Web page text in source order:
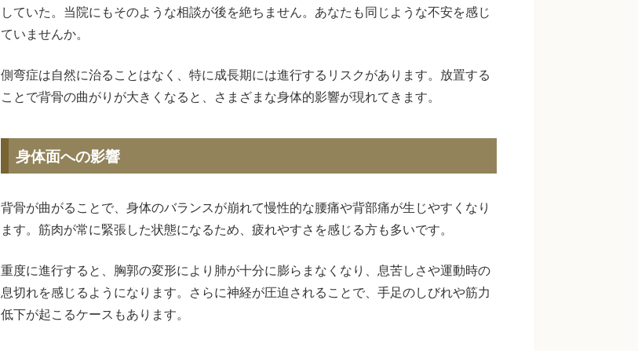
していた。当院にもそのような相談が後を絶ちません。あなたも同じような不安を感じ
ていませんか。
側弯症は自然に治ることはなく、特に成長期には進行するリスクがあります。放置する
ことで背骨の曲がりが大きくなると、さまざまな身体的影響が現れてきます。
身体面への影響
背骨が曲がることで、身体のバランスが崩れて慢性的な腰痛や背部痛が生じやすくなり
ます。筋肉が常に緊張した状態になるため、疲れやすさを感じる方も多いです。
重度に進行すると、胸郭の変形により肺が十分に膨らまなくなり、息苦しさや運動時の
息切れを感じるようになります。さらに神経が圧迫されることで、手足のしびれや筋力
低下が起こるケースもあります。